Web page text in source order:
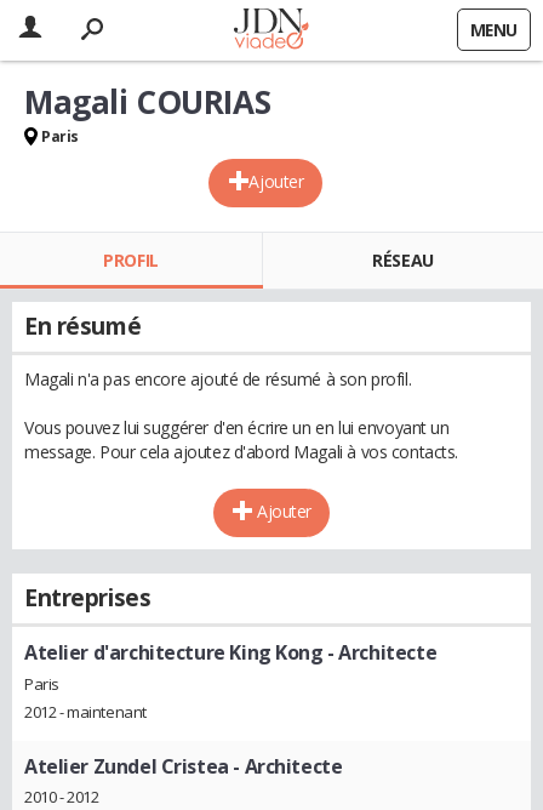
MENU
Ajouter
Magali COURIAS
Paris
PROFIL RÉSEAU
En résumé
Magali n'a pas encore ajouté de résumé à son profil.
Vous pouvez lui suggérer d'en écrire un en lui envoyant un
message. Pour cela ajoutez d'abord Magali à vos contacts.
Ajouter
Entreprises
Atelier d'architecture King Kong - Architecte
Paris
2012 - maintenant
Atelier Zundel Cristea - Architecte
2010 - 2012